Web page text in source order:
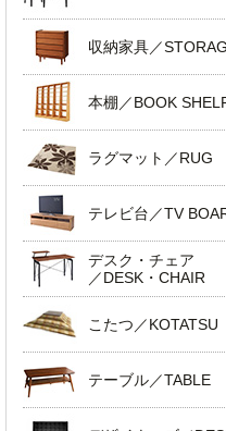
収納家具／
本棚／BOOK
ラグマット／RUG
テレビ台／TV
デスク・チェア
／DESK・CHAIR
こたつ／KOTATSU
テーブル／TABLE